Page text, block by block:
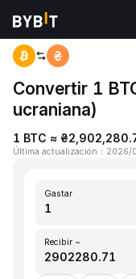
Inicio BTC to UAH
Convertir 1
ucraniana)
1 BTC ≈
Última actualización ： 2026/
Gastar
Recibir ~